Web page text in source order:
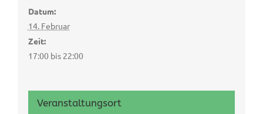
Datum:
14. Februar
Zeit:
17:00 bis 22:00
Veranstaltungsort